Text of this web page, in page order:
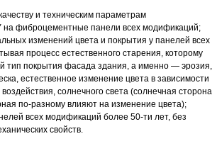
и техническим параметрам
на фиброцементные панели всех модификаций;
изменений цвета и покрытия у панелей всех
процесс естественного старения, которому
тип покрытия фасада здания, а именно — эрозия,
естественное изменение цвета в зависимости
солнечного света (солнечная сторона
по-разному влияют на изменение цвета);
всех модификаций более 50-ти лет, без
свойств.